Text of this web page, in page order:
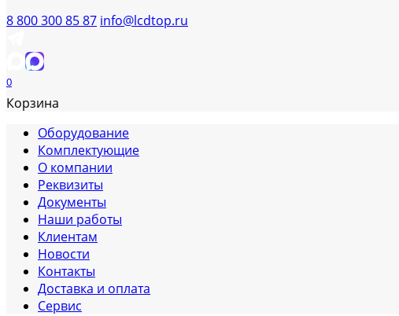
8 800 300 85 87 info@lcdtop.ru
0
Корзина
Оборудование
Комплектующие
О компании
Реквизиты
Документы
Наши работы
Клиентам
Новости
Контакты
Доставка и оплата
Сервис